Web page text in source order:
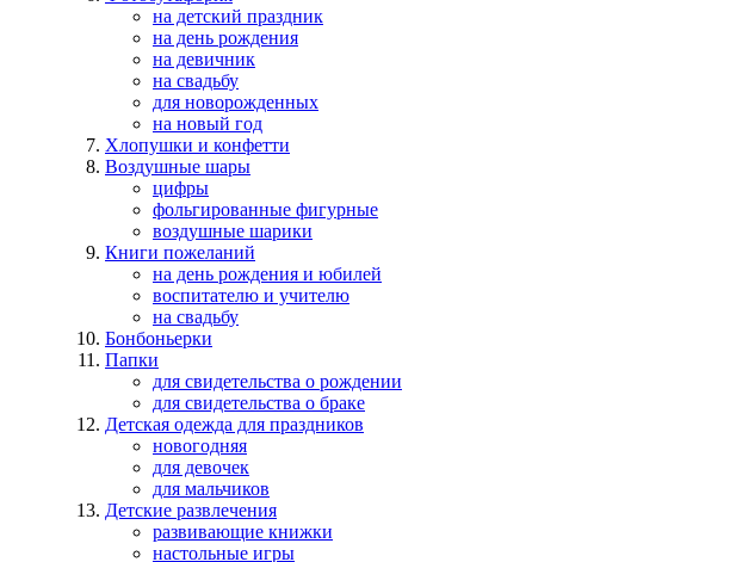
на детский праздник
на день рождения
на девичник
на свадьбу
для новорожденных
на новый год
Хлопушки и конфетти
Воздушные шары
цифры
фольгированные фигурные
воздушные шарики
Книги пожеланий
на день рождения и юбилей
воспитателю и учителю
на свадьбу
Бонбоньерки
Папки
для свидетельства о рождении
для свидетельства о браке
Детская одежда для праздников
новогодняя
для девочек
для мальчиков
Детские развлечения
развивающие книжки
настольные игры